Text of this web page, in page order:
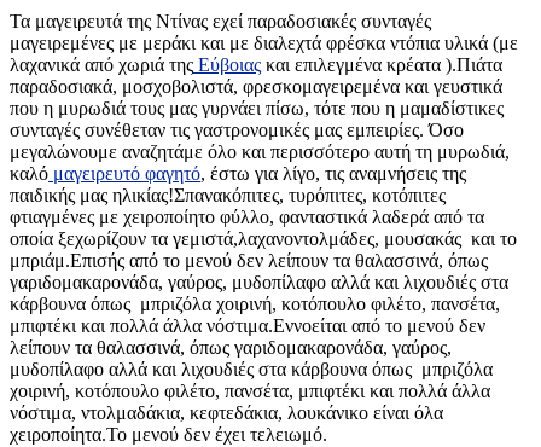
Τα μαγειρευτά της Ντίνας εχεί παραδοσιακές συνταγές
μαγειρεμένες με μεράκι και με διαλεχτά φρέσκα ντόπια υλικά (με
λαχανικά από χωριά της Εύβοιας και επιλεγμένα κρέατα ).Πιάτα
παραδοσιακά, μοσχοβολιστά, φρεσκομαγειρεμένα και γευστικά
που η μυρωδιά τους μας γυρνάει πίσω, τότε που η μαμαδίστικες
συνταγές συνέθεταν τις γαστρονομικές μας εμπειρίες. Όσο
μεγαλώνουμε αναζητάμε όλο και περισσότερο αυτή τη μυρωδιά,
καλό μαγειρευτό φαγητό, έστω για λίγο, τις αναμνήσεις της
παιδικής μας ηλικίας!Σπανακόπιτες, τυρόπιτες, κοτόπιτες
φτιαγμένες με χειροποίητο φύλλο, φανταστικά λαδερά από τα
οποία ξεχωρίζουν τα γεμιστά,λαχανοντολμάδες, μουσακάς και το
μπριάμ.Επισής από το μενού δεν λείπουν τα θαλασσινά, όπως
γαριδομακαρονάδα, γαύρος, μυδοπίλαφο αλλά και λιχουδιές στα
κάρβουνα όπως μπριζόλα χοιρινή, κοτόπουλο φιλέτο, πανσέτα,
μπιφτέκι και πολλά άλλα νόστιμα.Εννοείται από το μενού δεν
λείπουν τα θαλασσινά, όπως γαριδομακαρονάδα, γαύρος,
μυδοπίλαφο αλλά και λιχουδιές στα κάρβουνα όπως μπριζόλα
χοιρινή, κοτόπουλο φιλέτο, πανσέτα, μπιφτέκι και πολλά άλλα
νόστιμα, ντολμαδάκια, κεφτεδάκια, λουκάνικο είναι όλα
χειροποίητα.Το μενού δεν έχει τελειωμό.